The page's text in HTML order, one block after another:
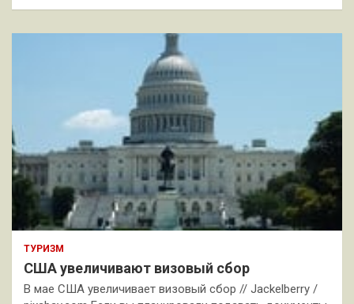
ТУРИЗМ
США увеличивают визовый сбор
В мае США увеличивает визовый сбор // Jackelberry /